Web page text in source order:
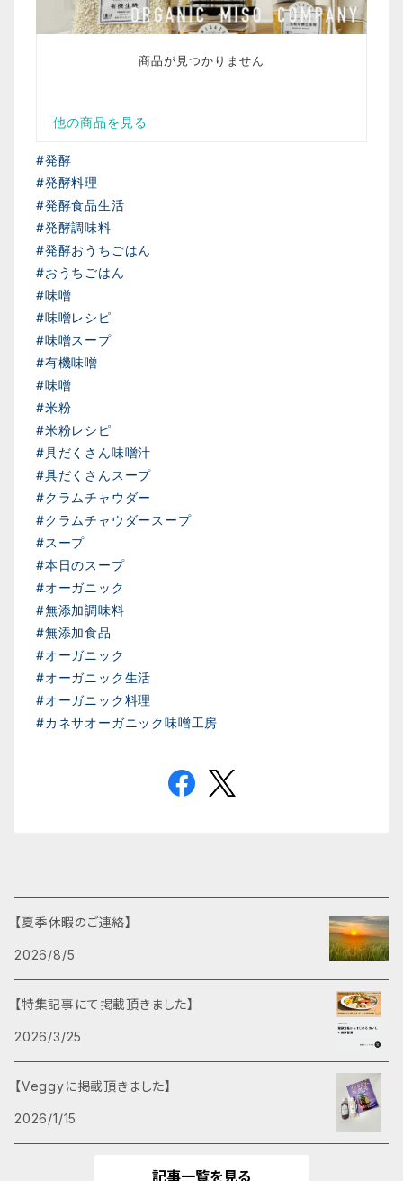
#発酵
#発酵料理
#発酵食品生活
#発酵調味料
#発酵おうちごはん
#おうちごはん
#味噌
#味噌レシピ
#味噌スープ
#有機味噌
#味噌
#米粉
#米粉レシピ
#具だくさん味噌汁
#具だくさんスープ
#クラムチャウダー
#クラムチャウダースープ
#スープ
#本日のスープ
#オーガニック
#無添加調味料
#無添加食品
#オーガニック
#オーガニック生活
#オーガニック料理
#カネサオーガニック味噌工房
【夏季休暇のご連絡】
2026/8/5
【特集記事にて掲載頂きました】
2026/3/25
【Veggyに掲載頂きました】
2026/1/15
記事一覧を見る